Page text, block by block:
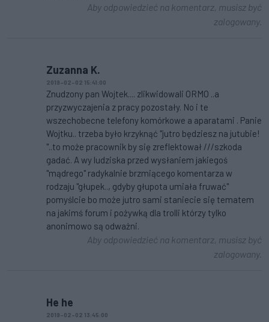
Aby odpowiedzieć na komentarz, musisz być
zalogowany.
Zuzanna K.
2019-02-02 15:41:00
Znudzony pan Wojtek.... zlikwidowali ORMO ..a
przyzwyczajenia z pracy pozostały. No i te
wszechobecne telefony komórkowe a aparatami . Panie
Wojtku.. trzeba było krzyknąć "jutro będziesz na jutubie!
"..to może pracownik by się zreflektował ///szkoda
gadać. A wy ludziska przed wysłaniem jakiegoś
"mądrego" radykalnie brzmiącego komentarza w
rodzaju "głupek.., gdyby głupota umiała fruwać"
pomyślcie bo może jutro sami staniecie się tematem
na jakimś forum i pożywką dla trolli którzy tylko
anonimowo są odważni.
Aby odpowiedzieć na komentarz, musisz być
zalogowany.
He he
2019-02-02 13:45:00